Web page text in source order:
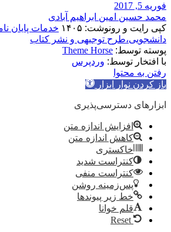
فوریه 5, 2017
محمد حسین امین ابراهیم آبادی
کپی رایت و رونوشت: ۱۴۰۵
خدمات پایان
دانشجویی،طرح توجیهی و نشر کتاب
پوسته توسط: Theme Horse
با افتخار توسط: وردپرس
رفتن به محتوا
باز کردن نوار ابزار
ابزارهای دسترسی‌پذیری
افزایش اندازه متن
کاهش اندازه متن
خاکستری
کنتراست شدید
کنتراست منفی
پس‌زمینه روشن
خط زیر پیوندها
قلم خوانا
Reset